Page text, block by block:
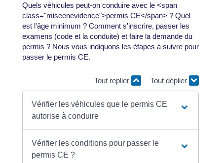
Quels véhicules peut-on conduire avec le <span
class="miseenevidence">permis CE</span> ? Quel
est l'âge minimum ? Comment s'inscrire, passer les
examens (code et la conduite) et faire la demande du
permis ? Nous vous indiquons les étapes à suivre pour
passer le permis CE.
Tout replier Tout déplier
Vérifier les véhicules que le permis CE
autorise à conduire
Vérifier les conditions pour passer le
permis CE ?